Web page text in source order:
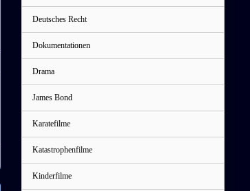
Deutsches Recht
Dokumentationen
Drama
James Bond
Karatefilme
Katastrophenfilme
Kinderfilme